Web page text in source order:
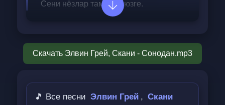
Сени нёзлар тамлей йюзге.
Иштен мине уйятарсан.
Сейбап убуйва тырсан.
Эльсандуга чырлаганы да.
Скачать Элвин Грей, Скани - Сонодан.mp3
🎵 Все песни Элвин Грей , Скани